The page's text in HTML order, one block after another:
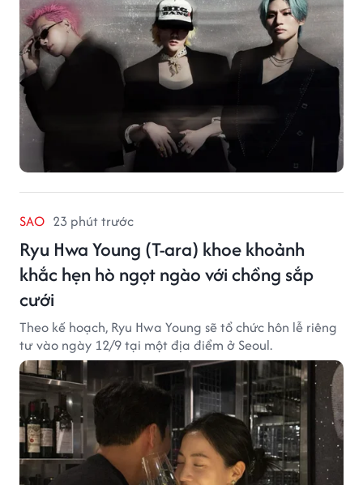
SAO 23 phút trước
Ryu Hwa Young (T-ara) khoe khoảnh
khắc hẹn hò ngọt ngào với chồng sắp
cưới
Theo kế hoạch, Ryu Hwa Young sẽ tổ chức hôn lễ riêng
tư vào ngày 12/9 tại một địa điểm ở Seoul.